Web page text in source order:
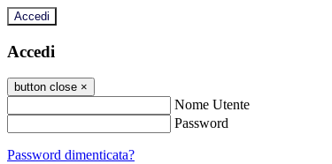
Accedi
Accedi
button close ×
Nome Utente
Password
Password dimenticata?